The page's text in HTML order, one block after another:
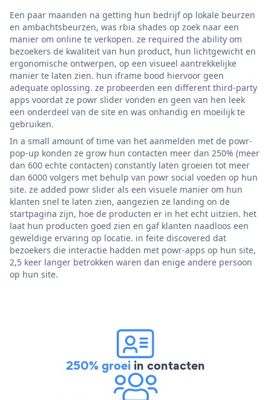
Een paar maanden na getting hun bedrijf op lokale beurzen
en ambachtsbeurzen, was rbia shades op zoek naar een
manier om online te verkopen. ze required the ability om
bezoekers de kwaliteit van hun product, hun lichtgewicht en
ergonomische ontwerpen, op een visueel aantrekkelijke
manier te laten zien. hun iframe bood hiervoor geen
adequate oplossing. ze probeerden een different third-party
apps voordat ze powr slider vonden en geen van hen leek
een onderdeel van de site en was onhandig en moeilijk te
gebruiken.
In a small amount of time van het aanmelden met de powr-
pop-up konden ze grow hun contacten meer dan 250% (meer
dan 600 echte contacten) constantly laten groeien tot meer
dan 6000 volgers met behulp van powr social voeden op hun
site. ze added powr slider als een visuele manier om hun
klanten snel te laten zien, aangezien ze landing on de
startpagina zijn, hoe de producten er in het echt uitzien. het
laat hun producten goed zien en gaf klanten naadloos een
geweldige ervaring op locatie. in feite discovered dat
bezoekers die interactie hadden met powr-apps op hun site,
2,5 keer langer betrokken waren dan enige andere persoon
op hun site.
250% groei in contacten